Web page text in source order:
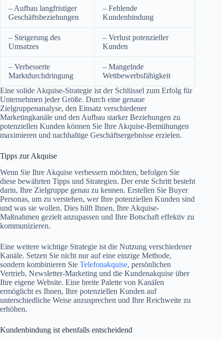
– Aufbau langfristiger
Geschäftsbeziehungen
– Fehlende
Kundenbindung
– Steigerung des
Umsatzes
– Verlust potenzieller
Kunden
– Verbesserte
Marktdurchdringung
– Mangelnde
Wettbewerbsfähigkeit
Eine solide Akquise-Strategie ist der Schlüssel zum Erfolg für
Unternehmen jeder Größe. Durch eine genaue
Zielgruppenanalyse, den Einsatz verschiedener
Marketingkanäle und den Aufbau starker Beziehungen zu
potenziellen Kunden können Sie Ihre Akquise-Bemühungen
maximieren und nachhaltige Geschäftsergebnisse erzielen.
Tipps zur Akquise
Wenn Sie Ihre Akquise verbessern möchten, befolgen Sie
diese bewährten Tipps und Strategien. Der erste Schritt besteht
darin, Ihre Zielgruppe genau zu kennen. Erstellen Sie Buyer
Personas, um zu verstehen, wer Ihre potenziellen Kunden sind
und was sie wollen. Dies hilft Ihnen, Ihre Akquise-
Maßnahmen gezielt anzupassen und Ihre Botschaft effektiv zu
kommunizieren.
Eine weitere wichtige Strategie ist die Nutzung verschiedener
Kanäle. Setzen Sie nicht nur auf eine einzige Methode,
sondern kombinieren Sie Telefonakquise, persönlichen
Vertrieb, Newsletter-Marketing und die Kundenakquise über
Ihre eigene Website. Eine breite Palette von Kanälen
ermöglicht es Ihnen, Ihre potenziellen Kunden auf
unterschiedliche Weise anzusprechen und Ihre Reichweite zu
erhöhen.
Kundenbindung ist ebenfalls entscheidend